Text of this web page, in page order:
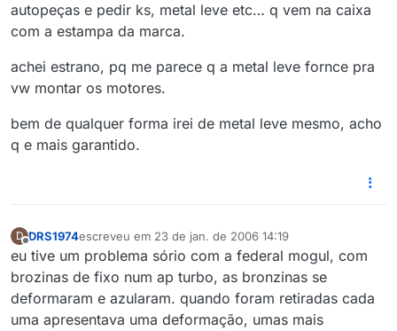
autopeças e pedir ks, metal leve etc… q vem na caixa
com a estampa da marca.
achei estrano, pq me parece q a metal leve fornce pra
vw montar os motores.
bem de qualquer forma irei de metal leve mesmo, acho
q e mais garantido.
D
Offline
DRS1974escreveu em 23 de jan. de 2006 14:19
última edição por
eu tive um problema sório com a federal mogul, com
brozinas de fixo num ap turbo, as bronzinas se
deformaram e azularam. quando foram retiradas cada
uma apresentava uma deformação, umas mais